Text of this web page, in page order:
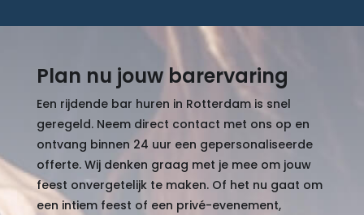
Plan nu jouw barervaring
Een rijdende bar huren in Rotterdam is snel
geregeld. Neem direct contact met ons op en
ontvang binnen 24 uur een gepersonaliseerde
offerte. Wij denken graag met je mee om jouw
feest onvergetelijk te maken. Of het nu gaat om
een intiem feest of een privé-evenement,